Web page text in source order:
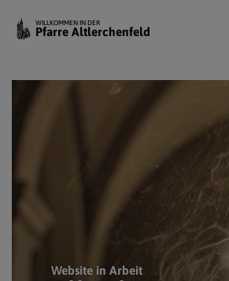
WILLKOMMEN IN DER
Pfarre Altlerchenfeld
Website in Arbeit